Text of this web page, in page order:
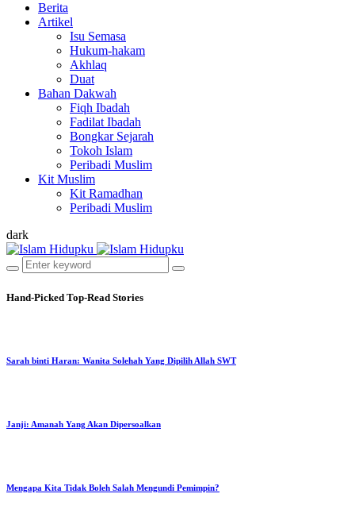
Berita
Artikel
Isu Semasa
Hukum-hakam
Akhlaq
Duat
Bahan Dakwah
Fiqh Ibadah
Fadilat Ibadah
Bongkar Sejarah
Tokoh Islam
Peribadi Muslim
Kit Muslim
Kit Ramadhan
Peribadi Muslim
dark
Hand-Picked Top-Read Stories
Sarah binti Haran: Wanita Solehah Yang Dipilih Allah SWT
Janji: Amanah Yang Akan Dipersoalkan
Mengapa Kita Tidak Boleh Salah Mengundi Pemimpin?